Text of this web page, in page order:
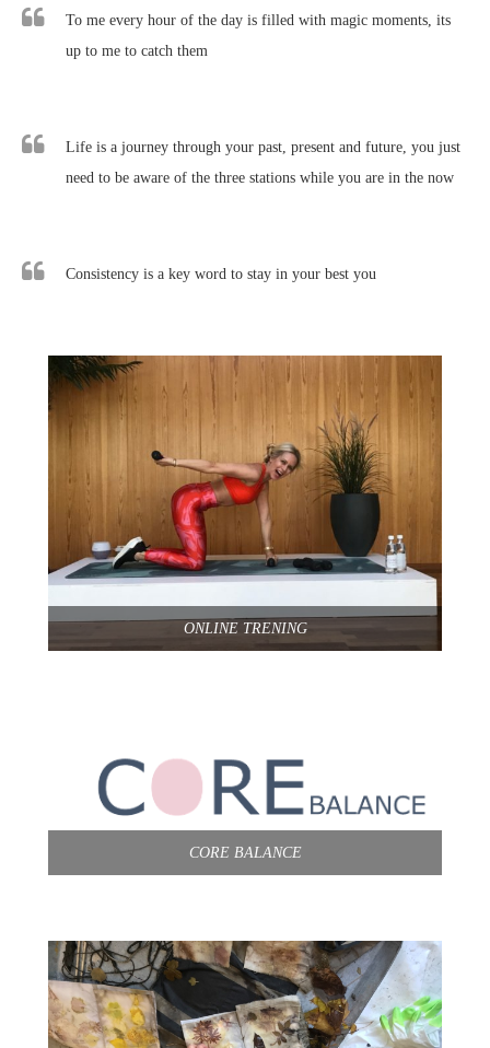
To me every hour of the day is filled with magic moments, its
up to me to catch them
Life is a journey through your past, present and future, you just
need to be aware of the three stations while you are in the now
Consistency is a key word to stay in your best you
ONLINE TRENING
CORE BALANCE